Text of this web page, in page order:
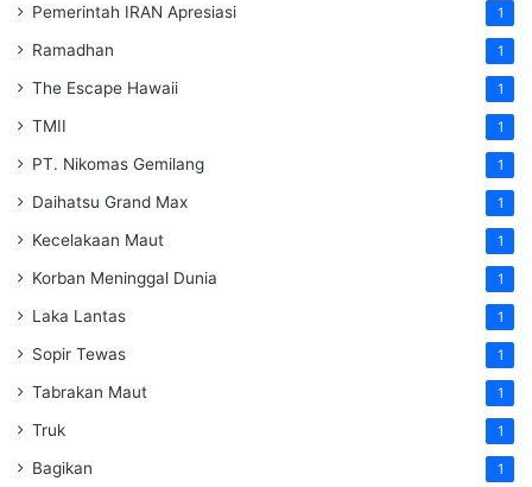
Pemerintah IRAN Apresiasi 1
Ramadhan 1
The Escape Hawaii 1
TMII 1
PT. Nikomas Gemilang 1
Daihatsu Grand Max 1
Kecelakaan Maut 1
Korban Meninggal Dunia 1
Laka Lantas 1
Sopir Tewas 1
Tabrakan Maut 1
Truk 1
Bagikan 1